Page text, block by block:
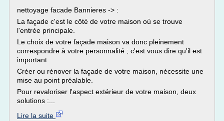
nettoyage facade Bannieres -> :
La façade c'est le côté de votre maison où se trouve
l'entrée principale.
Le choix de votre façade maison va donc pleinement
correspondre à votre personnalité ; c'est vous dire qu'il est
important.
Créer ou rénover la façade de votre maison, nécessite une
mise au point préalable.
Pour revaloriser l'aspect extérieur de votre maison, deux
solutions :...
Lire la suite